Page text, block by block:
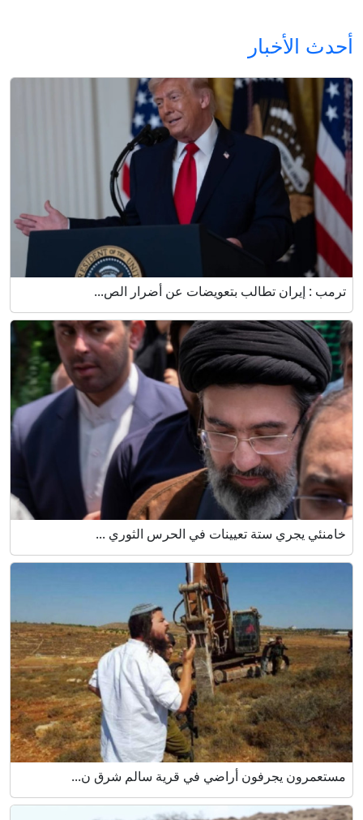
أحدث الأخبار
ترمب : إيران تطالب بتعويضات عن أضرار الص...
خامنئي يجري ستة تعيينات في الحرس الثوري ...
مستعمرون يجرفون أراضي في قرية سالم شرق ن...